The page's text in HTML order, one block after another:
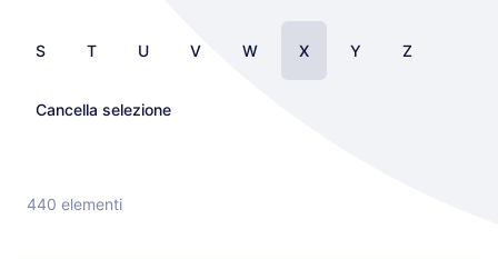
S T U V W X Y Z
Cancella selezione
440 elementi